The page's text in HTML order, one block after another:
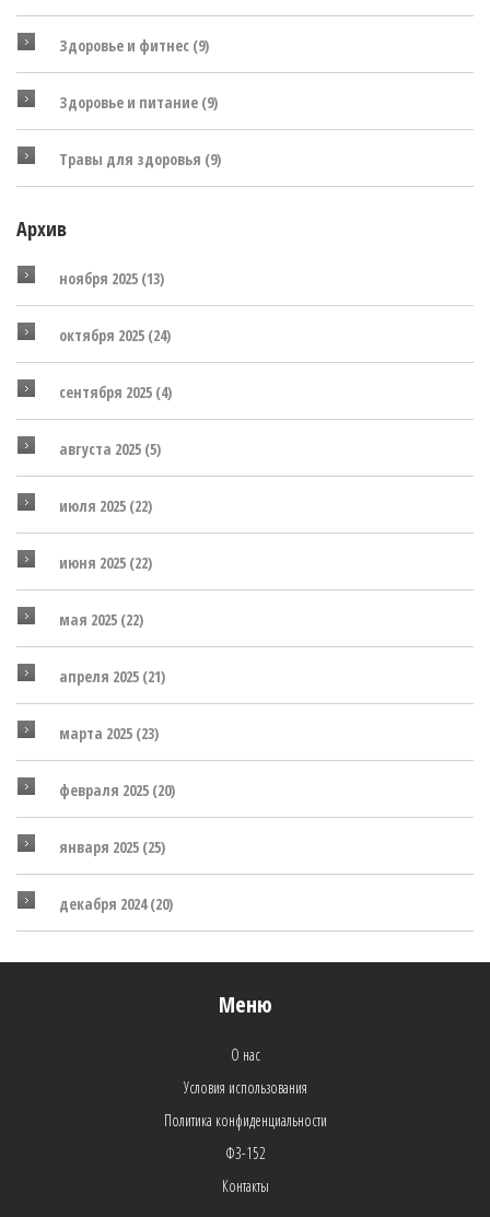
Здоровье и фитнес (9)
Здоровье и питание (9)
Травы для здоровья (9)
Архив
ноября 2025 (13)
октября 2025 (24)
сентября 2025 (4)
августа 2025 (5)
июля 2025 (22)
июня 2025 (22)
мая 2025 (22)
апреля 2025 (21)
марта 2025 (23)
февраля 2025 (20)
января 2025 (25)
декабря 2024(20)
Меню
О нас
Условия использования
Политика конфиденциальности
ФЗ-152
Контакты